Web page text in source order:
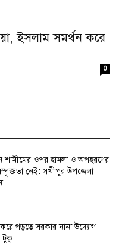
ইসলাম সমর্থন করে
0
শামীমের ওপর হামলা ও অপহরণের
নেই: সখীপুর উপজেলা
করে গড়তে সরকার নানা উদ্যোগ
টুকু